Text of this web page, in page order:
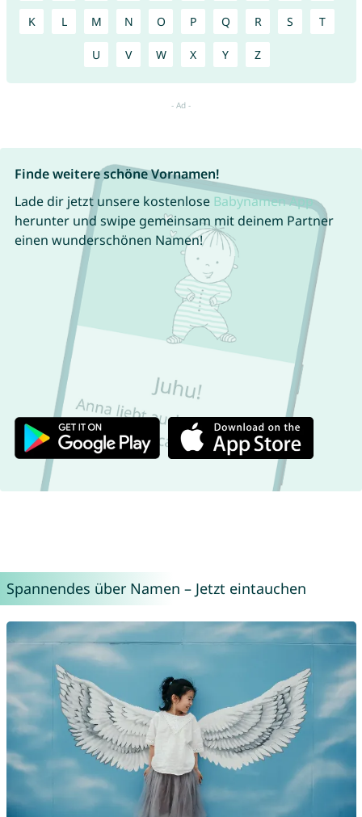
K L M N O P Q R S T
U V W X Y Z
Finde weitere schöne Vornamen!
Lade dir jetzt unsere kostenlose Babynamen App
herunter und swipe gemeinsam mit deinem Partner
einen wunderschönen Namen!
Spannendes über Namen – Jetzt eintauchen